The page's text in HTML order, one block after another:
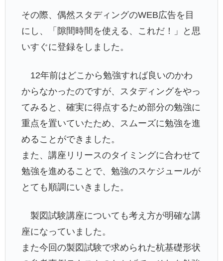
その際、偶然スタディングのWEB広告を目
にし、「隙間時間を使える、これだ！」と思
いすぐに登録をしました。
12年前はどこから勉強すれば良いのかわ
からなかったのですが、スタディングをやっ
てみると、確実に得点するため部分の勉強に
重点を置いていたため、スムーズに勉強を進
めることができました。
また、講座リリースのタイミングに合わせて
勉強を進めることで、勉強のスケジュールが
とても順調にいきました。
製図試験講座についても考え方が明確な講
座になっていました。
また今回の製図試験で求められた杭基礎形状